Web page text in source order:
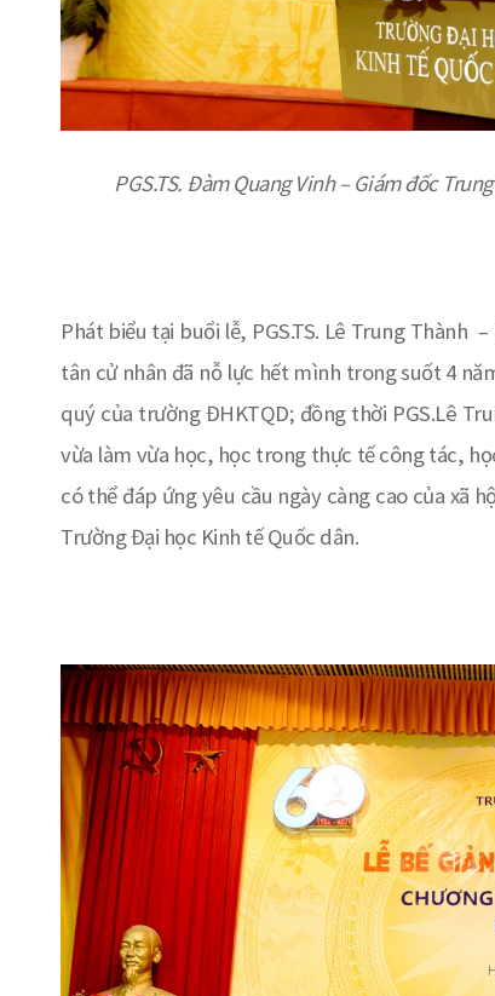
PGS.TS. Đàm Quang Vinh – Giám đốc
Phát biểu tại buổi lễ, PGS.TS. Lê Trung Thành –
tân cử nhân đã nỗ lực hết mình trong suốt 4
quý của trường ĐHKTQD; đồng thời PGS.Lê
vừa làm vừa học, học trong thực tế công tác,
có thể đáp ứng yêu cầu ngày càng cao của xã
Trường Đại học Kinh tế Quốc dân.